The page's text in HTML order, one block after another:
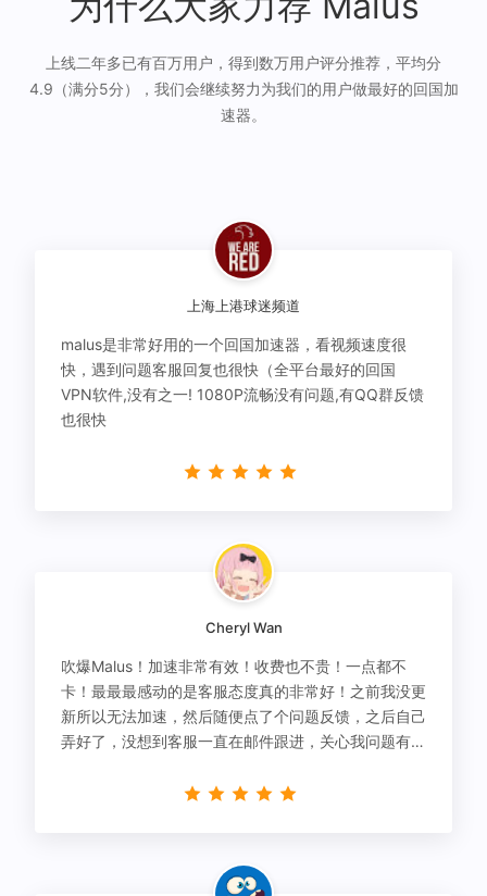
上线二年多已有百万用户，得到数万用户评分推荐，平均分
4.9（满分5分），我们会继续努力为我们的用户做最好的回国加
速器。
上海上港球迷频道
malus是非常好用的一个回国加速器，看视频速度很
快，遇到问题客服回复也很快（全平台最好的回国
VPN软件,没有之一! 1080P流畅没有问题,有QQ群反馈
也很快
Cheryl Wan
吹爆Malus！加速非常有效！收费也不贵！一点都不
卡！最最最感动的是客服态度真的非常好！之前我没更
新所以无法加速，然后随便点了个问题反馈，之后自己
弄好了，没想到客服一直在邮件跟进，关心我问题有没